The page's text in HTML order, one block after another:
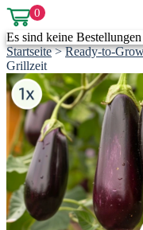
0
Es sind keine
Startseite > Ready-to-
Grillzeit